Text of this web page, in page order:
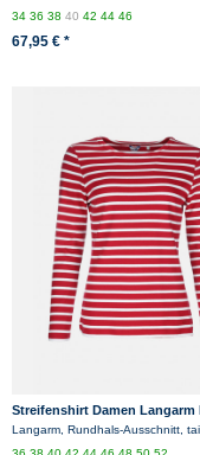
34363840424446
67,95 € *
Streifenshirt Damen Langarm
gestreift Ringelshirt
Langarm, Rundhals-Ausschnitt,